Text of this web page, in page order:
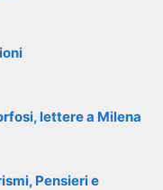
lettere a Milena
Pensieri e